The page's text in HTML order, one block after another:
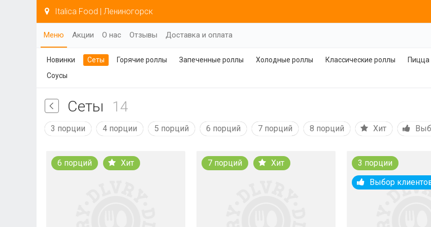
Italica Food | Лениногорск
Меню Акции О нас Отзывы Доставка и оплата
Новинки Сеты Горячие роллы Запеченные роллы Холодные роллы Классические роллы Пицца
Соусы
Сеты 14
3 порции 4 порции 5 порций 6 порций 7 порций 8 порций Хит
6 порций Хит 7 порций Хит
3 порции
Выбор